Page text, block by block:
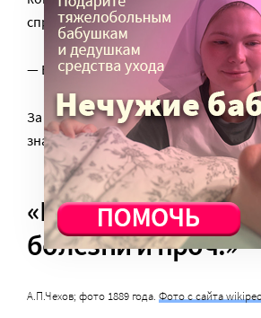
спросил в упор:
— Вы жулик?
За что, конечно, и получил такую
знаю, как мы выскочили из
«Много врет,
болезни и проч.»
А.П.Чехов; фото 1889 года. Фото с сайта